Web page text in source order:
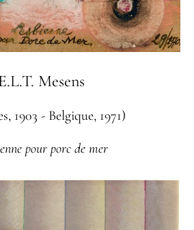
Mesens
1903 - Belgique, 1971)
pour porc de mer